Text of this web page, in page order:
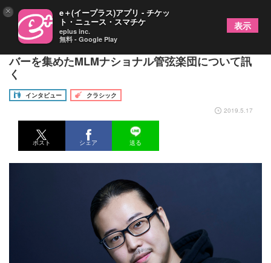
反田恭平が新たにプロデュース 同士といえるメン
バーを集めたMLMナショナル管弦楽団について訊
く
インタビュー
クラシック
2019.5.17
ポスト シェア 送る
× e＋(イープラス)アプリ - チケッ
ト・ニュース・スマチケ
eplus inc.
無料 - Google Play
表示